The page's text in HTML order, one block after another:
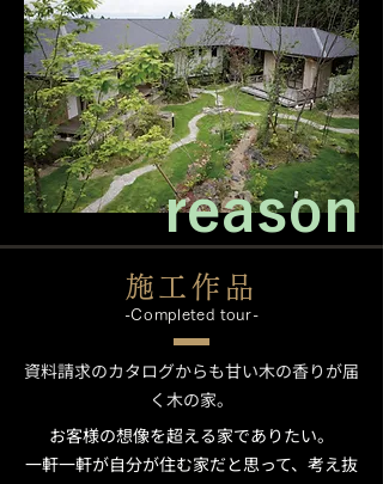
reason
施工作品
-Completed tour-
資料請求のカタログからも甘い木の香りが届
く木の家。
お客様の想像を超える家でありたい。
一軒一軒が自分が住む家だと思って、考え抜